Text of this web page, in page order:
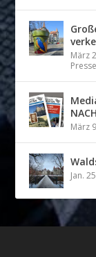
März
Presse
März
Jan.